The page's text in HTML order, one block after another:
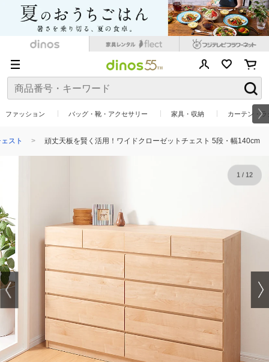
ファッション バッグ・靴・アクセサリー 家具・収納 カーテン・
スト 頑丈天板を賢く活用！ワイドクローゼットチェスト 5段・幅140cm
1/ 12